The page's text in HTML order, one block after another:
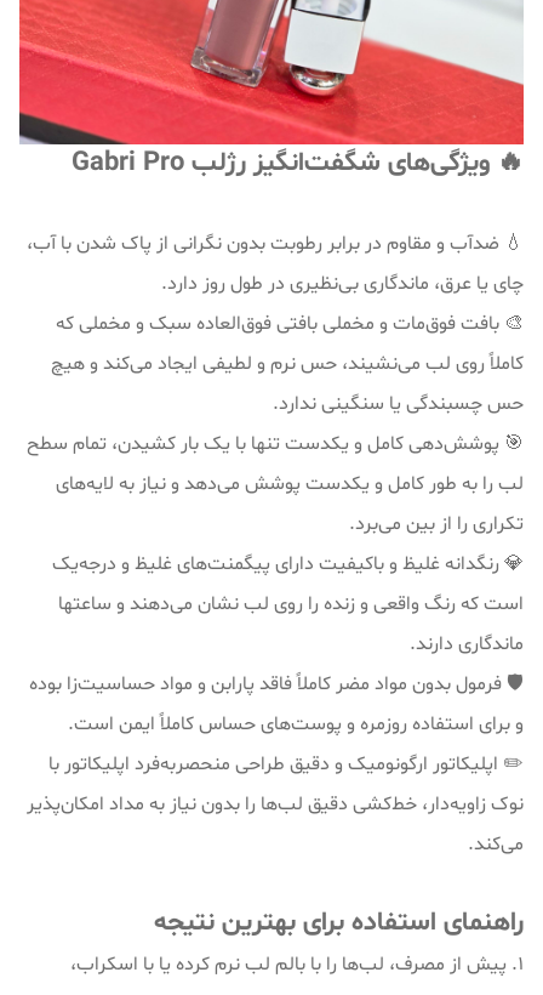
🔥 ویژگی‌های شگفت‌انگیز رژلب Gabri Pro
💧 ضدآب و مقاوم در برابر رطوبت بدون نگرانی از پاک شدن با آب،
چای یا عرق، ماندگاری بی‌نظیری در طول روز دارد.
🎨 بافت فوق‌مات و مخملی بافتی فوق‌العاده سبک و مخملی که
کاملاً روی لب می‌نشیند، حس نرم و لطیفی ایجاد می‌کند و هیچ
حس چسبندگی یا سنگینی ندارد.
🎯 پوشش‌دهی کامل و یکدست تنها با یک بار کشیدن، تمام سطح
لب را به طور کامل و یکدست پوشش می‌دهد و نیاز به لایه‌های
تکراری را از بین می‌برد.
💎 رنگدانه غلیظ و باکیفیت دارای پیگمنت‌های غلیظ و درجه‌یک
است که رنگ واقعی و زنده را روی لب نشان می‌دهند و ساعتها
ماندگاری دارند.
🛡️ فرمول بدون مواد مضر کاملاً فاقد پارابن و مواد حساسیت‌زا بوده
و برای استفاده روزمره و پوست‌های حساس کاملاً ایمن است.
✏️ اپلیکاتور ارگونومیک و دقیق طراحی منحصر‌به‌فرد اپلیکاتور با
نوک زاویه‌دار، خط‌کشی دقیق لب‌ها را بدون نیاز به مداد امکان‌پذیر
می‌کند.
راهنمای استفاده برای بهترین نتیجه
۱. پیش از مصرف، لب‌ها را با بالم لب نرم کرده یا با اسکراب،